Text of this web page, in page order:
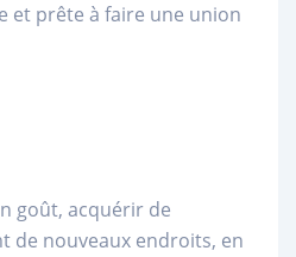
et prête à faire une union
goût, acquérir de
de nouveaux endroits, en